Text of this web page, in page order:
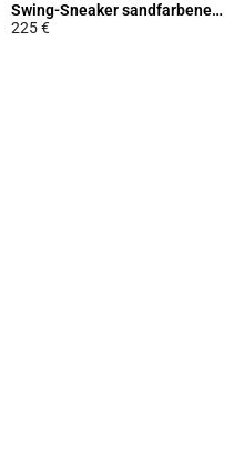
Swing-Sneaker sandfarbenem Wildleder
225 €